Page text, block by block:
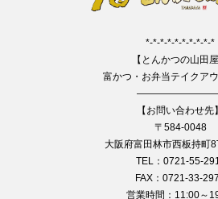
*-*-*-*-*-*-*-*-*-*
【とんかつの山田屋
富かつ・お弁当テイクア
【お問い合わせ先】
〒584-0048
大阪府富田林市西板持町
TEL：0721-55-
FAX：0721-33-
営業時間：11:00～